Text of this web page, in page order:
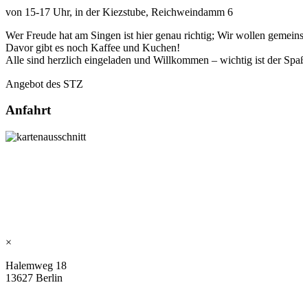
von 15-17 Uhr, in der Kiezstube, Reichweindamm 6
Wer Freude hat am Singen ist hier genau richtig; Wir wollen
Davor gibt es noch Kaffee und Kuchen!
Alle sind herzlich eingeladen und Willkommen – wichtig ist der
Angebot des STZ
Anfahrt
×
Halemweg 18
13627 Berlin